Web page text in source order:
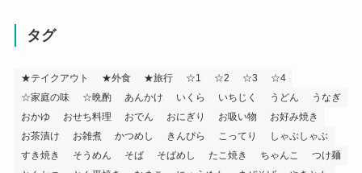
タグ
★テイクアウト ★外食 ★旅行 ☆1 ☆2 ☆3
☆4
☆家庭の味
☆晩酌 あんかけ いくら いちじく うどん
うなぎ
おかゆ
おせち料理 おでん おにぎり お吸い物
お好み焼き
お茶漬け
お雑煮 かつめし きんぴら こってり
しゃぶしゃぶ
すき焼き
そうめん そば そばめし たこ焼き ちゃんこ
つけ麺